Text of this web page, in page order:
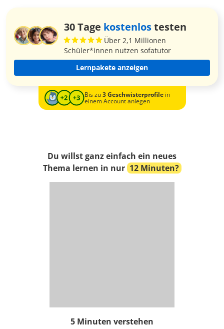
30 Tage kostenlostesten
Über 2,1 Millionen
Schüler*innen nutzen sofatutor
Lernpakete anzeigen
Bis zu3 Geschwisterprofilein
einem Account anlegen
Du willst ganz einfach ein neues
Thema lernen in nur 12 Minuten?
5 Minuten verstehen